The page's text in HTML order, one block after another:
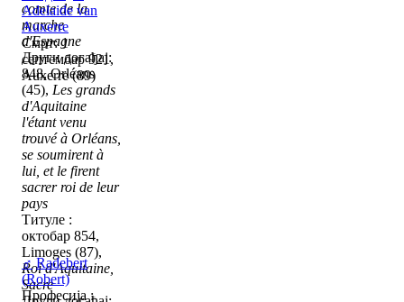
comte de la
marche
d'Espagne
Други догађај:
848, Orléans
(45), Les grands
d'Aquitaine
l'étant venu
trouvé à Orléans,
se soumirent à
lui, et le firent
sacrer roi de leur
pays
Титуле :
октобар 854,
Limoges (87),
Roi d'Aquitaine,
Sacre
Adelaide van
Auxerre
Смрт: 1
септембар 921,
Auxerre (89)
♂ Radebert
(Robert)
Професија :